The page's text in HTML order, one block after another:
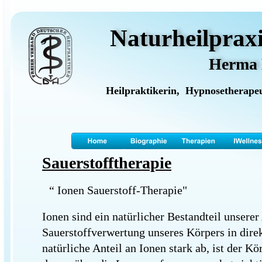
Sauerstofftherapie
Herma
Heilpraktikerin,
Ionen sind ein natürlicher Bestandteil
Sauerstoffverwertung unseres Körpers in
natürliche Anteil an Ionen stark ab, ist der
“ Ionen Sauerstoff-Therapie"